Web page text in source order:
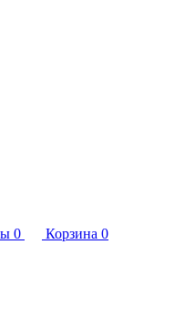
0 Корзина 0